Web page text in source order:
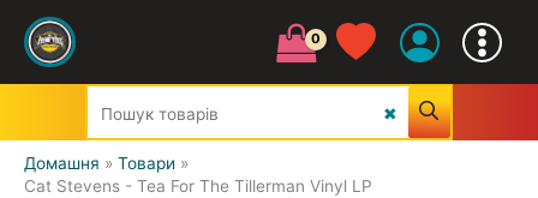
Домашня
Товари
Cat Stevens - Tea For The Tillerman Vinyl LP